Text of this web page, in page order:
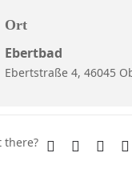
Ort
Ebertbad
Ebertstraße 4, 46045
there?